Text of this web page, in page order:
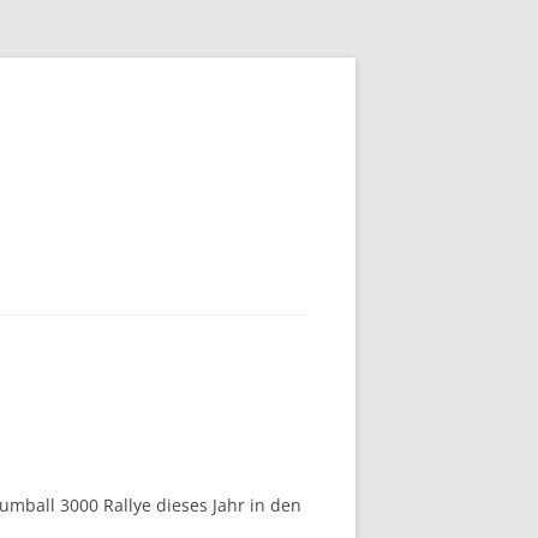
3000 Rallye dieses Jahr in den